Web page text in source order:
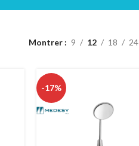
Montrer 9 12 18 24
-17%